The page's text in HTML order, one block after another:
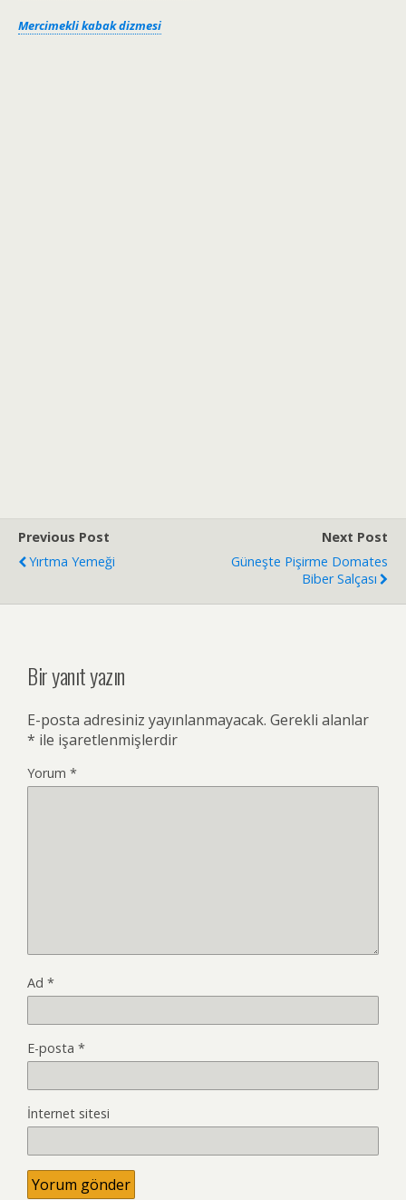
Mercimekli kabak dizmesi
Previous Post
Yırtma Yemeği
Next Post
Güneşte Pişirme Domates
Biber Salçası
Bir yanıt yazın
E-posta adresiniz yayınlanmayacak. Gerekli alanlar
* ile işaretlenmişlerdir
Yorum *
Ad *
E-posta *
İnternet sitesi